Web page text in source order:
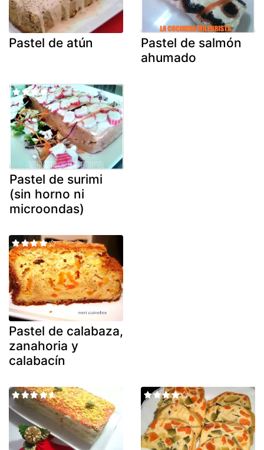
Pastel de atún
Pastel de salmón
ahumado
Pastel de surimi
(sin horno ni
microondas)
Pastel de calabaza,
zanahoria y
calabacín